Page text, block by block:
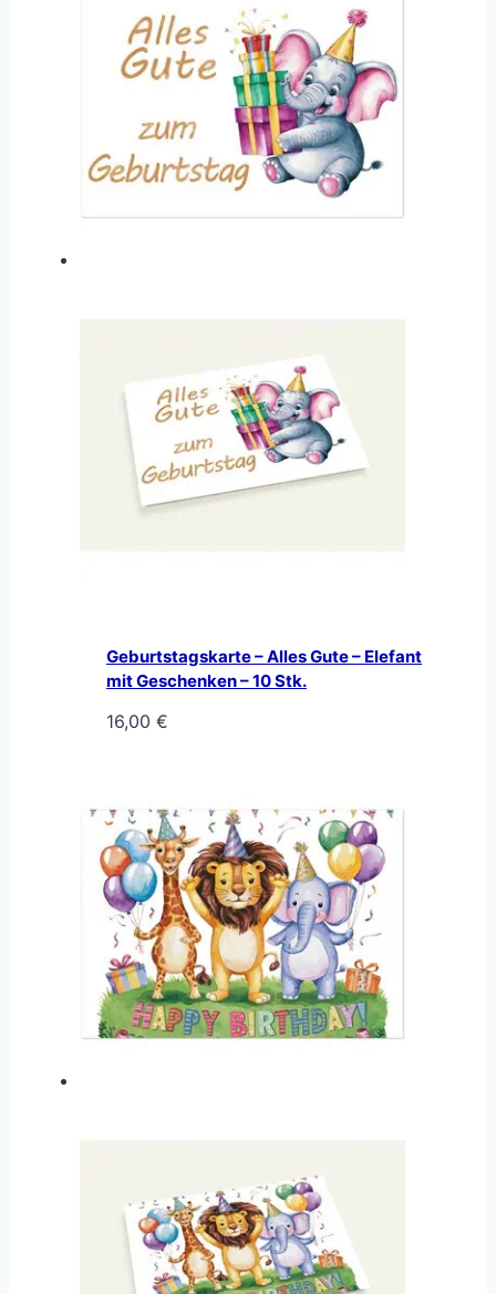
Geburtstagskarte – Alles Gute – Elefant
mit Geschenken – 10 Stk.
16,00 €